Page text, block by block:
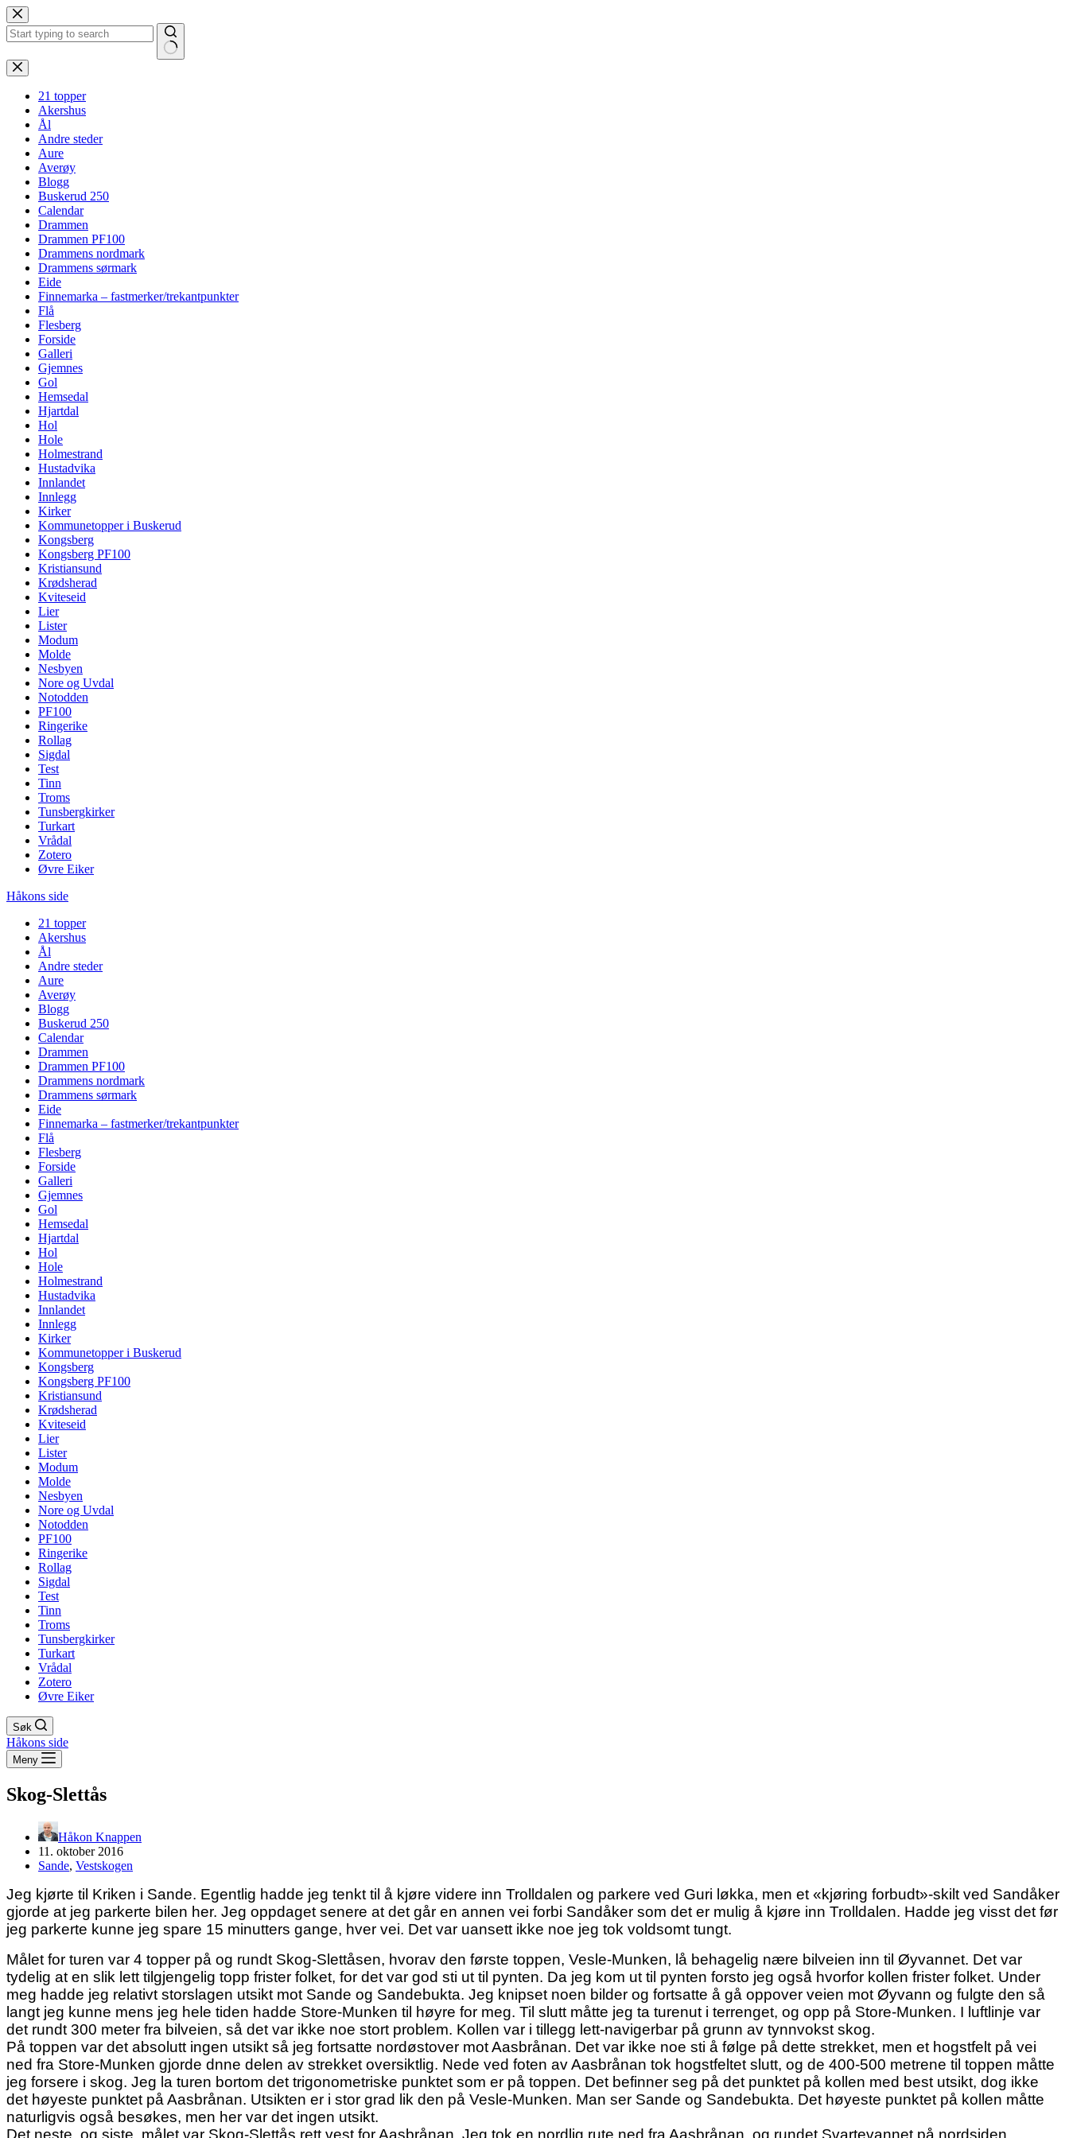
Hopp
til
innholdet
Ingen
resultater
21 topper
Akershus
Ål
Andre steder
Aure
Averøy
Blogg
Buskerud 250
Calendar
Drammen
Drammen PF100
Drammens nordmark
Drammens sørmark
Eide
Finnemarka – fastmerker/trekantpunkter
Flå
Flesberg
Forside
Galleri
Gjemnes
Gol
Hemsedal
Hjartdal
Hol
Hole
Holmestrand
Hustadvika
Innlandet
Innlegg
Kirker
Kommunetopper i Buskerud
Kongsberg
Kongsberg PF100
Kristiansund
Krødsherad
Kviteseid
Lier
Lister
Modum
Molde
Nesbyen
Nore og Uvdal
Notodden
PF100
Ringerike
Rollag
Sigdal
Test
Tinn
Troms
Tunsbergkirker
Turkart
Vrådal
Zotero
Øvre Eiker
Håkons side
21 topper
Akershus
Ål
Andre steder
Aure
Averøy
Blogg
Buskerud 250
Calendar
Drammen
Drammen PF100
Drammens nordmark
Drammens sørmark
Eide
Finnemarka – fastmerker/trekantpunkter
Flå
Flesberg
Forside
Galleri
Gjemnes
Gol
Hemsedal
Hjartdal
Hol
Hole
Holmestrand
Hustadvika
Innlandet
Innlegg
Kirker
Kommunetopper i Buskerud
Kongsberg
Kongsberg PF100
Kristiansund
Krødsherad
Kviteseid
Lier
Lister
Modum
Molde
Nesbyen
Nore og Uvdal
Notodden
PF100
Ringerike
Rollag
Sigdal
Test
Tinn
Troms
Tunsbergkirker
Turkart
Vrådal
Zotero
Øvre Eiker
Søk
Håkons side
Meny
Skog-Slettås
Håkon Knappen
11. oktober 2016
Sande, Vestskogen
Jeg kjørte til Kriken i Sande. Egentlig hadde jeg tenkt til å kjøre videre inn Trolldalen og parkere ved Guri løkka, men et «kjøring forbudt»-skilt ved Sandåker
gjorde at jeg parkerte bilen her. Jeg oppdaget senere at det går en annen vei forbi Sandåker som det er mulig å kjøre inn Trolldalen. Hadde jeg visst det før
jeg parkerte kunne jeg spare 15 minutters gange, hver vei. Det var uansett ikke noe jeg tok voldsomt tungt.
Målet for turen var 4 topper på og rundt Skog-Slettåsen, hvorav den første toppen, Vesle-Munken, lå behagelig nære bilveien inn til Øyvannet. Det var
tydelig at en slik lett tilgjengelig topp frister folket, for det var god sti ut til pynten. Da jeg kom ut til pynten forsto jeg også hvorfor kollen frister folket. Under
meg hadde jeg relativt storslagen utsikt mot Sande og Sandebukta. Jeg knipset noen bilder og fortsatte å gå oppover veien mot Øyvann og fulgte den så
langt jeg kunne mens jeg hele tiden hadde Store-Munken til høyre for meg. Til slutt måtte jeg ta turenut i terrenget, og opp på Store-Munken. I luftlinje var
det rundt 300 meter fra bilveien, så det var ikke noe stort problem. Kollen var i tillegg lett-navigerbar på grunn av tynnvokst skog.
På toppen var det absolutt ingen utsikt så jeg fortsatte nordøstover mot Aasbrånan. Det var ikke noe sti å følge på dette strekket, men et hogstfelt på vei
ned fra Store-Munken gjorde dnne delen av strekket oversiktlig. Nede ved foten av Aasbrånan tok hogstfeltet slutt, og de 400-500 metrene til toppen måtte
jeg forsere i skog. Jeg la turen bortom det trigonometriske punktet som er på toppen. Det befinner seg på det punktet på kollen med best utsikt, dog ikke
det høyeste punktet på Aasbrånan. Utsikten er i stor grad lik den på Vesle-Munken. Man ser Sande og Sandebukta. Det høyeste punktet på kollen måtte
naturligvis også besøkes, men her var det ingen utsikt.
Det neste, og siste, målet var Skog-Slettås rett vest for Aasbrånan. Jeg tok en nordlig rute ned fra Aasbrånan, og rundet Svartevannet på nordsiden.